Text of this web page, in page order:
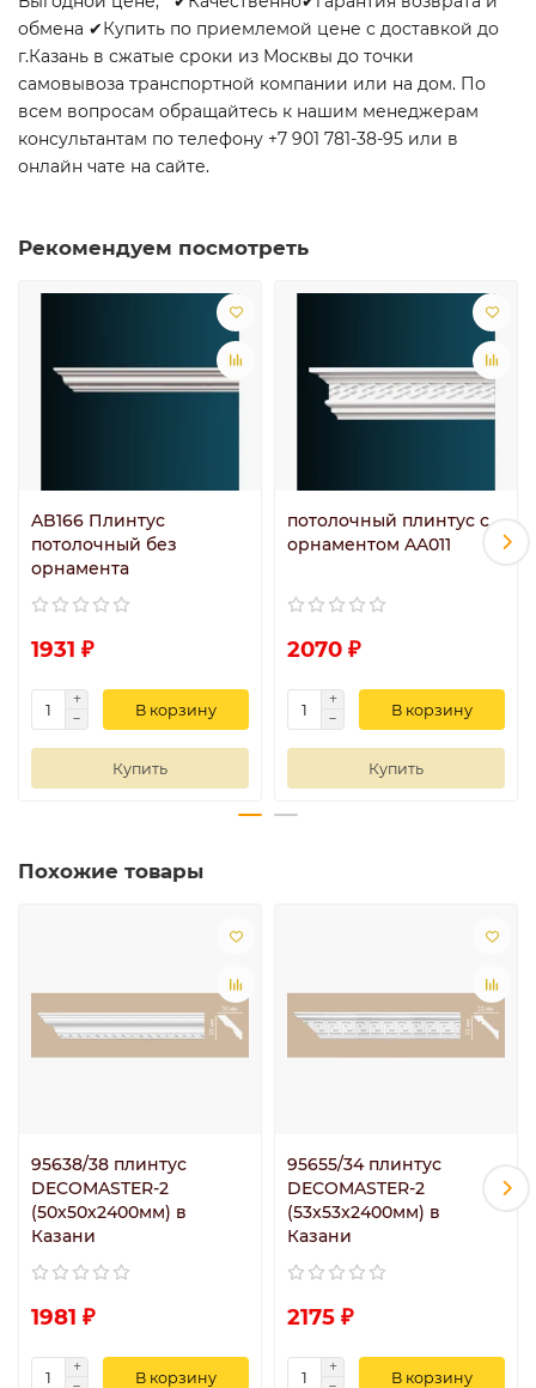
обмена ✔Купить по приемлемой цене с доставкой до
г.Казань в сжатые сроки из Москвы до точки
самовывоза транспортной компании или на дом. По
всем вопросам обращайтесь к нашим менеджерам
консультантам по телефону +7 901 781-38-95 или в
онлайн чате на сайте.
Рекомендуем посмотреть
AB166 Плинтус
потолочный без
орнамента
1931 ₽
В корзину
Купить
потолочный плинтус с
орнаментом AA011
2070 ₽
В корзину
Купить
Похожие товары
95638/38 плинтус
DECOMASTER-2
(50х50х2400мм) в
Казани
1981 ₽
В корзину
95655/34 плинтус
DECOMASTER-2
(53x53x2400мм) в
Казани
2175 ₽
В корзину